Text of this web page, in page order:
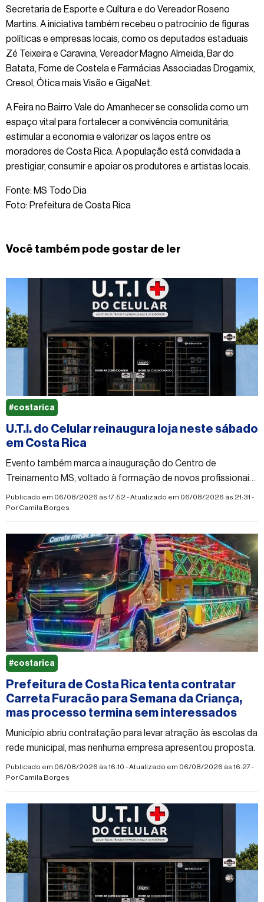
Secretaria de Esporte e Cultura e do Vereador Roseno
Martins. A iniciativa também recebeu o patrocínio de figuras
políticas e empresas locais, como os deputados estaduais
Zé Teixeira e Caravina, Vereador Magno Almeida, Bar do
Batata, Fome de Costela e Farmácias Associadas Drogamix,
Cresol, Ótica mais Visão e GigaNet.
A Feira no Bairro Vale do Amanhecer se consolida como um
espaço vital para fortalecer a convivência comunitária,
estimular a economia e valorizar os laços entre os
moradores de Costa Rica. A população está convidada a
prestigiar, consumir e apoiar os produtores e artistas locais.
Fonte: MS Todo Dia
Foto: Prefeitura de Costa Rica
Você também pode gostar de ler
U.T.I. do Celular reinaugura loja neste sábado
em Costa Rica
Evento também marca a inauguração do Centro de
Treinamento MS, voltado à formação de novos profissionais
em manutenção de celulares
Publicado em 06/08/2026 às 17:52 - Atualizado em 06/08/2026 às 21:31 -
PorCamila Borges
#costarica
Prefeitura de Costa Rica tenta contratar
Carreta Furacão para Semana da Criança,
mas processo termina sem interessados
Município abriu contratação para levar atração às escolas da
rede municipal, mas nenhuma empresa apresentou proposta.
Publicado em 06/08/2026 às 16:10 - Atualizado em 06/08/2026 às 16:27 -
PorCamila Borges
#costarica